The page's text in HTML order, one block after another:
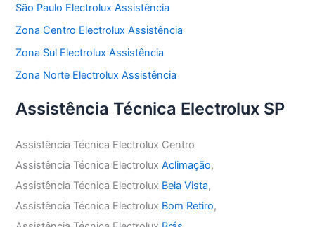
São Paulo Electrolux Assistência
Zona Centro Electrolux Assistência
Zona Sul Electrolux Assistência
Zona Norte Electrolux Assistência
Assistência Técnica Electrolux SP
Assistência Técnica Electrolux Centro
Assistência Técnica ElectroluxAclimação,
Assistência Técnica Electrolux Bela Vista,
Assistência Técnica Electrolux Bom Retiro,